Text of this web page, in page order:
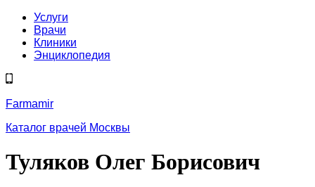
Услуги
Врачи
Клиники
Энциклопедия
Farmamir
Каталог врачей Москвы
Туляков Олег Борисович